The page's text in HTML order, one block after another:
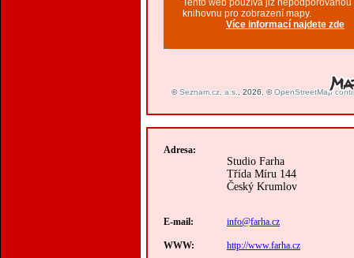
Adresa:
Studio Farha
Třída Míru 144
Český Krumlov
E-mail: info@farha.cz
WWW: http://www.farha.cz